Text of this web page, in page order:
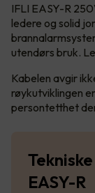
IFLI EASY-R
ledere og solid
utendørs bruk.
Kabelen avgir
røykutviklingen
persontetthet
EASY-R